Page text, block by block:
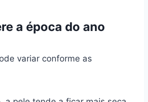
a época do ano
variar conforme as